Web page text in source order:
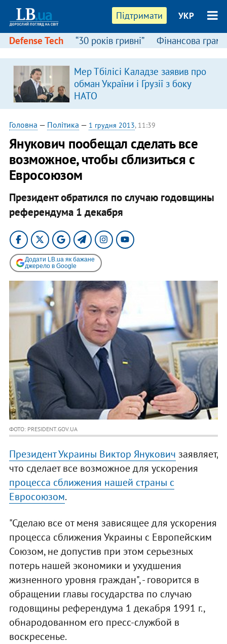
Підтримати УКР
Defense Tech “30 років гривні” Фінансова
Мер Тбілісі Каладзе заявив про
обман України і Грузії з боку
НАТО
Головна — Політика — 1 грудня 2013, 11:39
Янукович пообещал сделать все
возможное, чтобы сблизиться с
Евросоюзом
Президент обратился по случаю годовщины
референдума 1 декабря
Додати LB.ua як бажане
джерело в Google
ФОТО: PRESIDENT.GOV.UA
Президент Украины Виктор Янукович заявляет,
что сделает все возможное для ускорения
процесса сближения нашей страны с
Евросоюзом.
"Сделаю все от меня зависящее для ускорения
процесса сближения Украины с Европейским
Союзом, не допустив при этом серьезных
потерь нашей экономики и ухудшения
жизненного уровня граждан", - говорится в
обращении главы государства по случаю
годовщины референдума 1 декабря 1991 г.,
обнародованном его пресс-службой в
воскресенье.